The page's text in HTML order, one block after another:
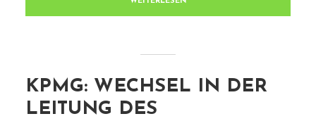
KPMG: WECHSEL IN DER
LEITUNG DES